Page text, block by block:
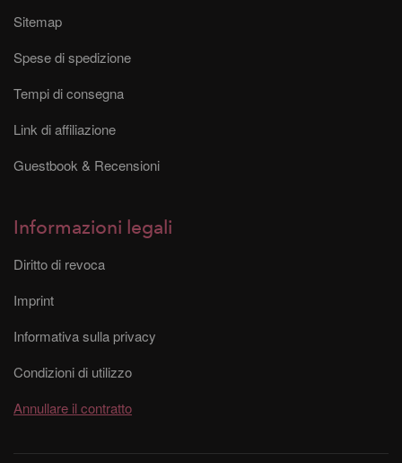
Sitemap
Spese di spedizione
Tempi di consegna
Link di affiliazione
Guestbook & Recensioni
Informazioni legali
Diritto di revoca
Imprint
Informativa sulla privacy
Condizioni di utilizzo
Annullare il contratto